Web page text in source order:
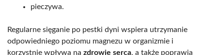
pieczywa.
Regularne sięganie po pestki dyni wspiera utrzymanie
odpowiedniego poziomu magnezu w organizmie i
korzystnie wpływa na zdrowie serca, a także poprawia